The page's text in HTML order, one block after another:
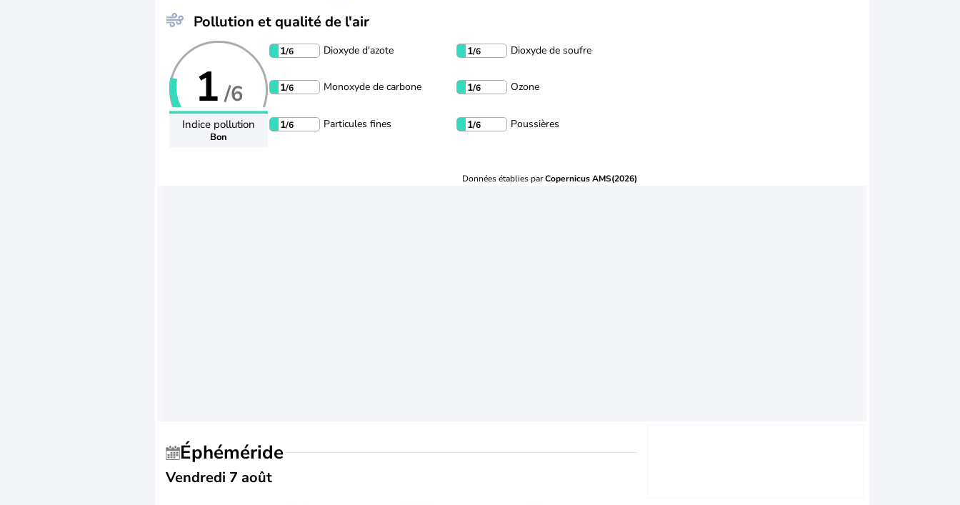
Pollution et qualité de l'air
1 /6
Indice pollution
Bon
1/6 Dioxyde d'azote 1/6 Dioxyde de soufre
1/6 Monoxyde de carbone 1/6 Ozone
1/6 Particules fines 1/6 Poussières
Données établies parCopernicus AMS(2026)
Éphéméride
Vendredi 7 août